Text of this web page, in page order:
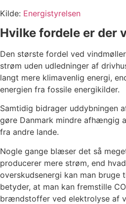
Kilde: Energistyrelsen
Hvilke fordele er der
Den største fordel ved
strøm uden udledninger af
langt mere klimavenlig energi,
energien fra fossile energikilder.
Samtidig bidrager uddybningen
gøre Danmark mindre afhængig
fra andre lande.
Nogle gange blæser det så
producerer mere strøm, end
overskudsenergi kan man bruge
betyder, at man kan fremstille
brændstoffer ved elektrolyse af